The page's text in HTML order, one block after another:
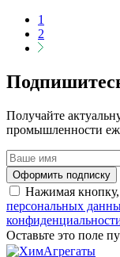
1
2
Получайте
промышленности
Оформить подписку
Нажимая
персональных
Оставьте это поле